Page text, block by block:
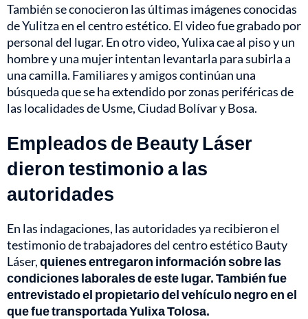
También se conocieron las últimas imágenes conocidas
de Yulitza en el centro estético. El video fue grabado por
personal del lugar. En otro video, Yulixa cae al piso y un
hombre y una mujer intentan levantarla para subirla a
una camilla. Familiares y amigos continúan una
búsqueda que se ha extendido por zonas periféricas de
las localidades de Usme, Ciudad Bolívar y Bosa.
Empleados de Beauty Láser
dieron testimonio a las
autoridades
En las indagaciones, las autoridades ya recibieron el
testimonio de trabajadores del centro estético Bauty
Láser,quienes entregaron información sobre las
condiciones laborales de este lugar. También fue
entrevistado el propietario del vehículo negro en el
que fue transportada Yulixa Tolosa.